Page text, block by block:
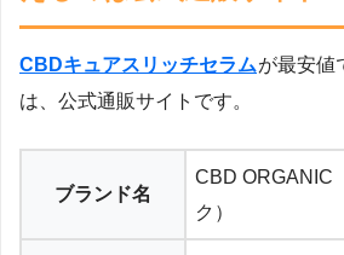
CBDキュアスリッチセラムが最安値
は、公式通販サイトです。
ブランド名
CBD ORGANIC
ク）